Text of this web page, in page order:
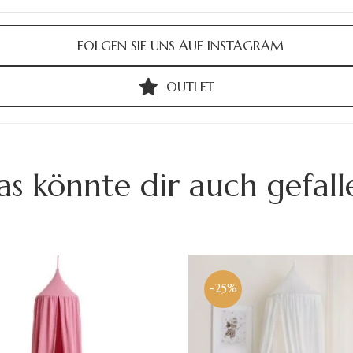
FOLGEN SIE UNS AUF INSTAGRAM
OUTLET
könnte dir auch
-25%